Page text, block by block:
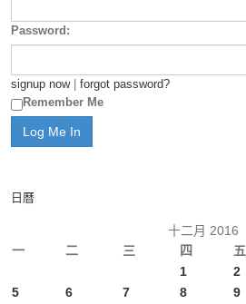
Password:
signup now| forgot password?
Remember Me
日曆
十二月 2016
一
二 三 四 五
1 2
5
6 7 8 9